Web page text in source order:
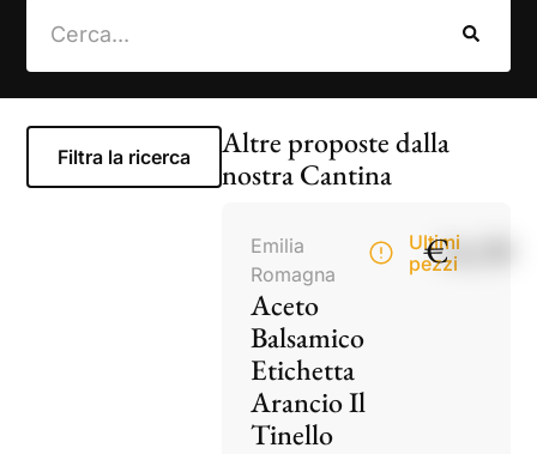
Filtra la ricerca
Altre proposte dalla
nostra Cantina
Emilia
Romagna
Aceto
Balsamico
Etichetta
Arancio Il
Tinello
Ultimi
pezzi
€14,50